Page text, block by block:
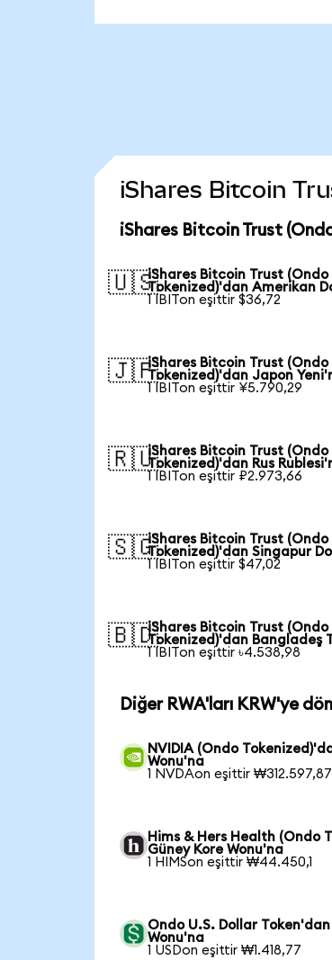
iShares Bitcoin
iShares Bitcoin Trust
🇺🇸iShares Bitcoin Trust (Ondo
Tokenized)'dan Amerikan
1 IBITon eşittir $36,72
🇯🇵iShares Bitcoin Trust (Ondo
Tokenized)'dan Japon
1 IBITon eşittir ¥5.790,29
🇷🇺iShares Bitcoin Trust (Ondo
Tokenized)'dan Rus
1 IBITon eşittir ₽2.973,66
🇸🇬iShares Bitcoin Trust (Ondo
Tokenized)'dan Singapur
1 IBITon eşittir $47,02
🇧🇩iShares Bitcoin Trust (Ondo
Tokenized)'dan Bangladeş
1 IBITon eşittir ৳4.538,98
Diğer RWA'ları KRW'ye
NVIDIA (Ondo
Wonu'na
1 NVDAon eşittir ₩312.597,87
Hims & Hers Health (Ondo
Güney Kore Wonu'na
1 HIMSon eşittir ₩44.450,1
Ondo U.S. Dollar
Wonu'na
1 USDon eşittir ₩1.418,77